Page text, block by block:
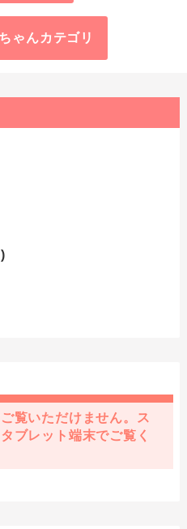
ゃんカテゴリ
覧いただけません。ス
ブレット端末でご覧く